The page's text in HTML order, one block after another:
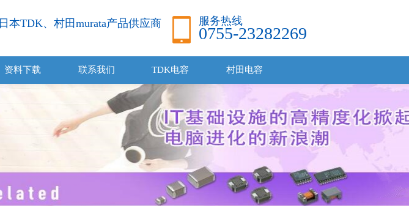
日本TDK、村田murata产品供应商 服务热线
0755-23282269
资料下载 联系我们 TDK电容 村田电容